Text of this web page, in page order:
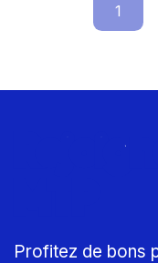
Page
1
Profitez de bons